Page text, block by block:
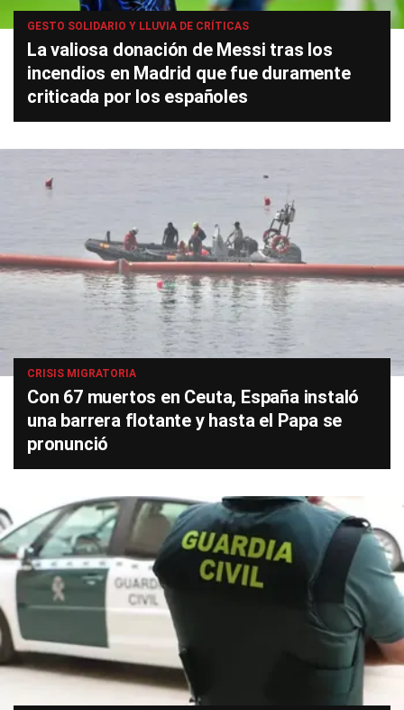
GESTO SOLIDARIO Y LLUVIA DE CRÍTICAS
La valiosa donación de Messi tras los
incendios en Madrid que fue duramente
criticada por los españoles
CRISIS MIGRATORIA
Con 67 muertos en Ceuta, España instaló
una barrera flotante y hasta el Papa se
pronunció